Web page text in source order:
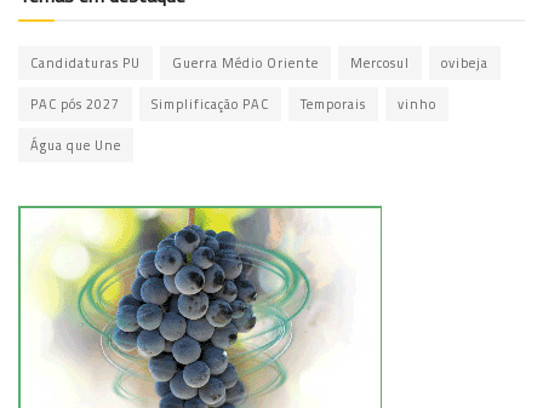
Candidaturas PU Guerra Médio Oriente Mercosul ovibeja
PAC pós 2027 Simplificação PAC Temporais vinho
Água que Une